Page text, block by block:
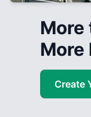
More
More
Create